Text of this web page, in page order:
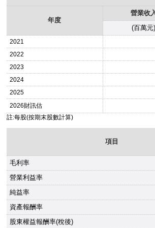
年度
營業收
(百萬元)
2021
2022
2023
2024
2025
2026財訊估
註:每股(按期末股數計算)
項目
毛利率
營業利益率
純益率
資產報酬率
股東權益報酬率(稅後)